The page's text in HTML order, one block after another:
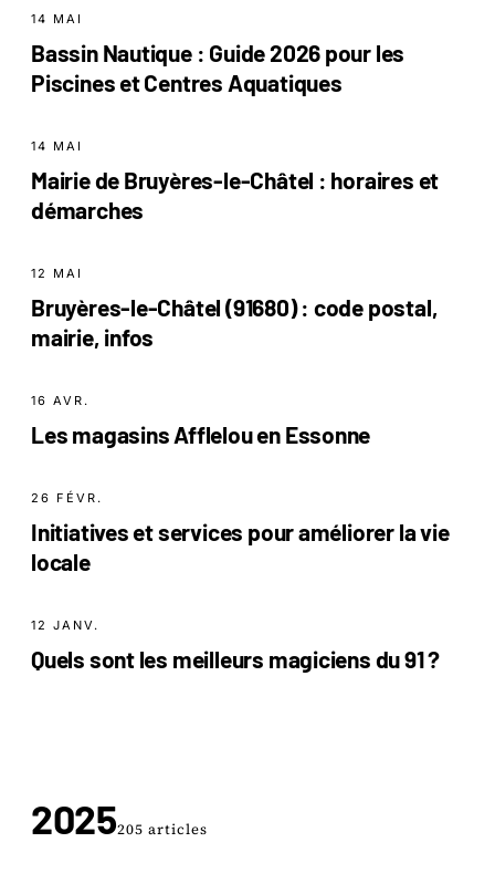
14 MAI
Bassin Nautique : Guide 2026 pour les
Piscines et Centres Aquatiques
14 MAI
Mairie de Bruyères-le-Châtel : horaires et
démarches
12 MAI
Bruyères-le-Châtel (91680) : code postal,
mairie, infos
16 AVR.
Les magasins Afflelou en Essonne
26 FÉVR.
Initiatives et services pour améliorer la vie
locale
12 JANV.
Quels sont les meilleurs magiciens du 91 ?
2025205 articles